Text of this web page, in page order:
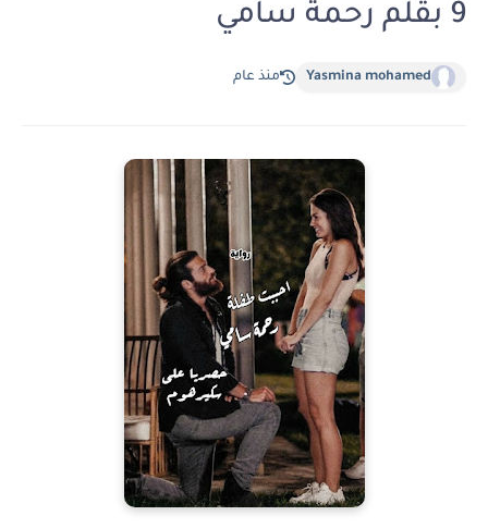
9 بقلم رحمة سامي
Yasmina mohamed منذ عام